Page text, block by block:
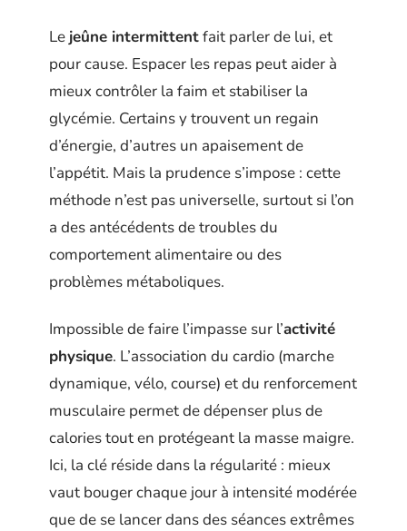
Le jeûne intermittentfait parler de lui, et
pour cause. Espacer les repas peut aider à
mieux contrôler la faim et stabiliser la
glycémie. Certains y trouvent un regain
d’énergie, d’autres un apaisement de
l’appétit. Mais la prudence s’impose : cette
méthode n’est pas universelle, surtout si l’on
a des antécédents de troubles du
comportement alimentaire ou des
problèmes métaboliques.
Impossible de faire l’impasse sur l’activité
physique. L’association du cardio (marche
dynamique, vélo, course) et du renforcement
musculaire permet de dépenser plus de
calories tout en protégeant la masse maigre.
Ici, la clé réside dans la régularité : mieux
vaut bouger chaque jour à intensité modérée
que de se lancer dans des séances extrêmes